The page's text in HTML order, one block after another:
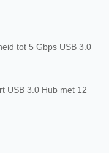
tot 5 Gbps USB 3.0
USB 3.0 Hub met 12